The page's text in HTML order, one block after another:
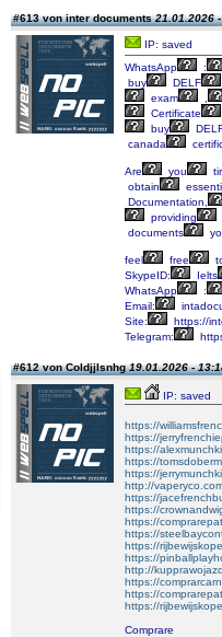
#613 von inter documents21.01.2026
IP: saved
WhatsApp
:
buy
DELF
exam
Certificate
buy
canada
Are you
obtain
Documentation,
providing
documents
feel free
SkypeID:
Ielts
WhatsApp
:
Email:
Site:
https://
Telegram:
#612 von Coldjjlsnhg19.01.2026 -
IP: saved
https://
https://
https://
https://
https://
http://
https://
https://
https://
https://
https://
https://
http://
https://
https://
https://
Comprare